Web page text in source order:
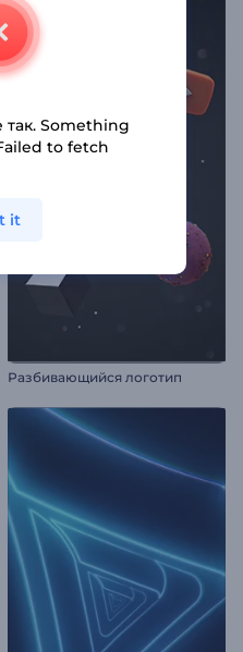
Разбивающийся логотип
так. Something
to fetch
it